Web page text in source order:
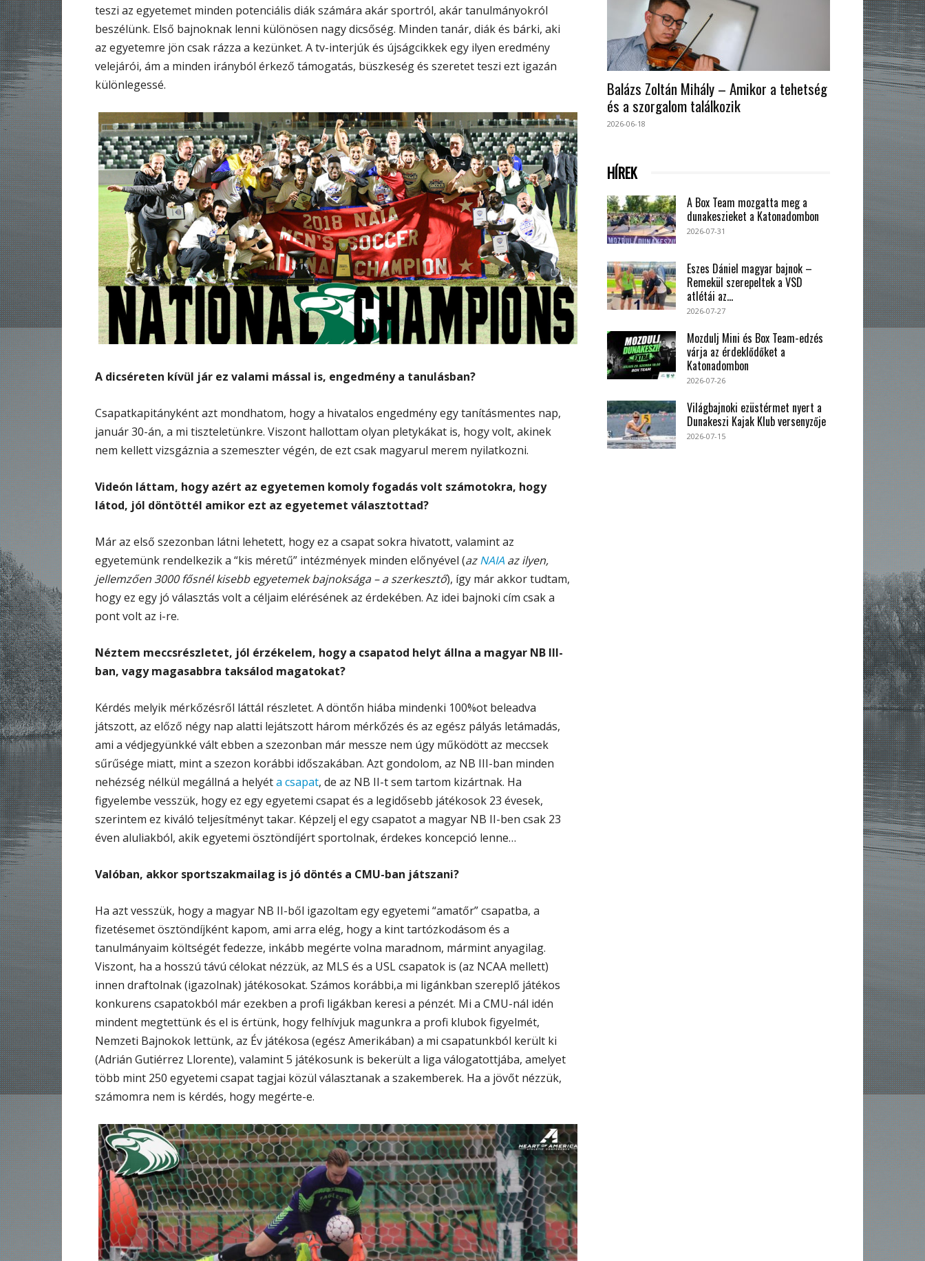
teszi az egyetemet minden potenciális diák számára akár sportról, akár tanulmányokról
beszélünk. Első bajnoknak lenni különösen nagy dicsőség. Minden tanár, diák és bárki, aki
az egyetemre jön csak rázza a kezünket. A tv-interjúk és újságcikkek egy ilyen eredmény
velejárói, ám a minden irányból érkező támogatás, büszkeség és szeretet teszi ezt igazán
különlegessé.
A dicséreten kívül jár ez valami mással is, engedmény a tanulásban?
Csapatkapitányként azt mondhatom, hogy a hivatalos engedmény egy tanításmentes nap,
január 30-án, a mi tiszteletünkre. Viszont hallottam olyan pletykákat is, hogy volt, akinek
nem kellett vizsgáznia a szemeszter végén, de ezt csak magyarul merem nyilatkozni.
Videón láttam, hogy azért az egyetemen komoly fogadás volt számotokra, hogy
látod, jól döntöttél amikor ezt az egyetemet választottad?
Már az első szezonban látni lehetett, hogy ez a csapat sokra hivatott, valamint az
egyetemünk rendelkezik a “kis méretű” intézmények minden előnyével (azNAIA az ilyen,
jellemzően 3000 fősnél kisebb egyetemek bajnoksága – a szerkesztő), így már akkor tudtam,
hogy ez egy jó választás volt a céljaim elérésének az érdekében. Az idei bajnoki cím csak a
pont volt az i-re.
Néztem meccsrészletet, jól érzékelem, hogy a csapatod helyt állna a magyar NB III-
ban, vagy magasabbra taksálod magatokat?
Kérdés melyik mérkőzésről láttál részletet. A döntőn hiába mindenki 100%ot beleadva
játszott, az előző négy nap alatti lejátszott három mérkőzés és az egész pályás letámadás,
ami a védjegyünkké vált ebben a szezonban már messze nem úgy működött az meccsek
sűrűsége miatt, mint a szezon korábbi időszakában. Azt gondolom, az NB III-ban minden
nehézség nélkül megállná a helyéta csapat, de az NB II-t sem tartom kizártnak. Ha
figyelembe vesszük, hogy ez egy egyetemi csapat és a legidősebb játékosok 23 évesek,
szerintem ez kiváló teljesítményt takar. Képzelj el egy csapatot a magyar NB II-ben csak 23
éven aluliakból, akik egyetemi ösztöndíjért sportolnak, érdekes koncepció lenne…
Valóban, akkor sportszakmailag is jó döntés a CMU-ban játszani?
Ha azt vesszük, hogy a magyar NB II-ből igazoltam egy egyetemi “amatőr” csapatba, a
fizetésemet ösztöndíjként kapom, ami arra elég, hogy a kint tartózkodásom és a
tanulmányaim költségét fedezze, inkább megérte volna maradnom, mármint anyagilag.
Viszont, ha a hosszú távú célokat nézzük, az MLS és a USL csapatok is (az NCAA mellett)
innen draftolnak (igazolnak) játékosokat. Számos korábbi,a mi ligánkban szereplő játékos
konkurens csapatokból már ezekben a profi ligákban keresi a pénzét. Mi a CMU-nál idén
mindent megtettünk és el is értünk, hogy felhívjuk magunkra a profi klubok figyelmét,
Nemzeti Bajnokok lettünk, az Év játékosa (egész Amerikában) a mi csapatunkból került ki
(Adrián Gutiérrez Llorente), valamint 5 játékosunk is bekerült a liga válogatottjába, amelyet
több mint 250 egyetemi csapat tagjai közül választanak a szakemberek. Ha a jövőt nézzük,
számomra nem is kérdés, hogy megérte-e.
Balázs Zoltán Mihály – Amikor a tehetség
és a szorgalom találkozik
2026-06-18
HÍREK
A Box Team mozgatta meg a
dunakeszieket a Katonadombon
2026-07-31
Eszes Dániel magyar bajnok –
Remekül szerepeltek a VSD
atlétái az...
2026-07-27
Mozdulj Mini és Box Team-edzés
várja az érdeklődőket a
Katonadombon
2026-07-26
Világbajnoki ezüstérmet nyert a
Dunakeszi Kajak Klub versenyzője
2026-07-15